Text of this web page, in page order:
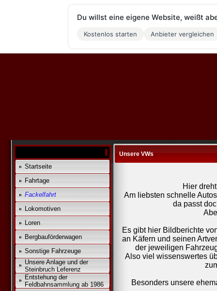
Startseite
Fahrtage
Fackelfahrt
Lokomotiven
Loren
Bergbauförderwagen
Sonstige Fahrzeuge
Unsere Anlage und der
Steinbruch Leferenz
Entstehung der
Feldbahnsammlung ab 1986
Unsere VWs
Hier
Am liebsten schnelle
da passt
Es gibt hier Bildberichte
an Käfern und seinen
der jeweiligen
Also viel wissenswertes
Besonders unsere
Du willst eine eigene Website, weißt
Kostenlos starten Anbieter vergleichen